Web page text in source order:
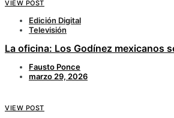
VIEW POST
Edición Digital
Televisión
La oficina: Los Godínez mexicanos
Fausto Ponce
marzo 29, 2026
VIEW POST